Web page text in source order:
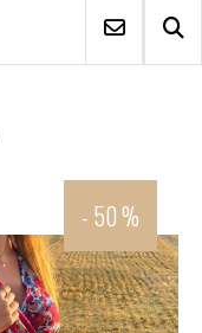
- 50 %